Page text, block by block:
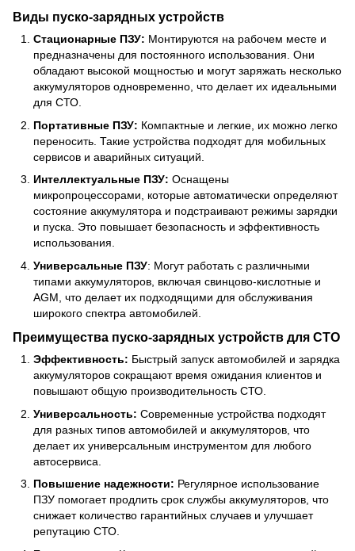
Виды пуско-зарядных устройств
Стационарные ПЗУ: Монтируются на рабочем месте и
предназначены для постоянного использования. Они
обладают высокой мощностью и могут заряжать несколько
аккумуляторов одновременно, что делает их идеальными
для СТО.
Портативные ПЗУ: Компактные и легкие, их можно легко
переносить. Такие устройства подходят для мобильных
сервисов и аварийных ситуаций.
Интеллектуальные ПЗУ: Оснащены
микропроцессорами, которые автоматически определяют
состояние аккумулятора и подстраивают режимы зарядки
и пуска. Это повышает безопасность и эффективность
использования.
Универсальные ПЗУ: Могут работать с различными
типами аккумуляторов, включая свинцово-кислотные и
AGM, что делает их подходящими для обслуживания
широкого спектра автомобилей.
Преимущества пуско-зарядных устройств для СТО
Эффективность: Быстрый запуск автомобилей и зарядка
аккумуляторов сокращают время ожидания клиентов и
повышают общую производительность СТО.
Универсальность: Современные устройства подходят
для разных типов автомобилей и аккумуляторов, что
делает их универсальным инструментом для любого
автосервиса.
Повышение надежности: Регулярное использование
ПЗУ помогает продлить срок службы аккумуляторов, что
снижает количество гарантийных случаев и улучшает
репутацию СТО.